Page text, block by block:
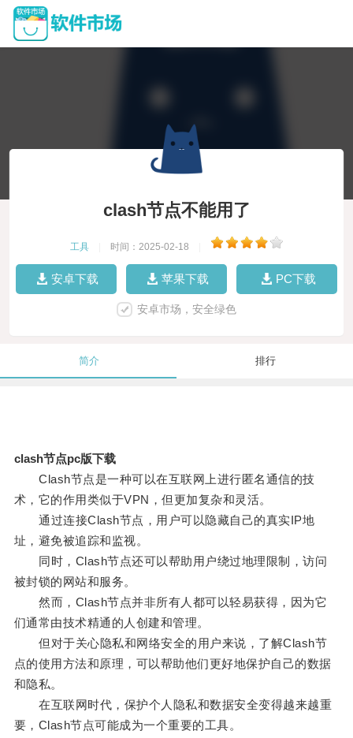
clash节点不能用了
工具 时间：2025-02-18
安卓下载 苹果下载 PC下载
安卓市场，安全绿色
简介 排行
clash节点pc版下载
Clash节点是一种可以在互联网上进行匿名通信的技
术，它的作用类似于VPN，但更加复杂和灵活。
通过连接Clash节点，用户可以隐藏自己的真实IP地
址，避免被追踪和监视。
同时，Clash节点还可以帮助用户绕过地理限制，访问
被封锁的网站和服务。
然而，Clash节点并非所有人都可以轻易获得，因为它
们通常由技术精通的人创建和管理。
但对于关心隐私和网络安全的用户来说，了解Clash节
点的使用方法和原理，可以帮助他们更好地保护自己的数据
和隐私。
在互联网时代，保护个人隐私和数据安全变得越来越重
要，Clash节点可能成为一个重要的工具。